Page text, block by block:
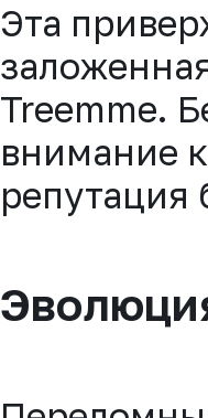
Эта
Treemme.
внимание
репутация